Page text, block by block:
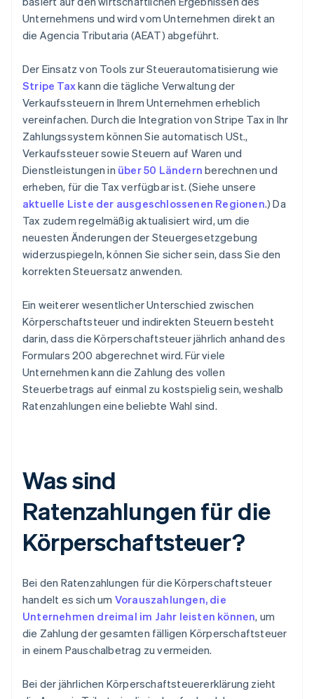
Unternehmens und wird vom Unternehmen direkt an
die Agencia Tributaria (AEAT) abgeführt.
Der Einsatz von Tools zur Steuerautomatisierung wie
Stripe Taxkann die tägliche Verwaltung der
Verkaufssteuern in Ihrem Unternehmen erheblich
vereinfachen. Durch die Integration von Stripe Tax in Ihr
Zahlungssystem können Sie automatisch USt.,
Verkaufssteuer sowie Steuern auf Waren und
Dienstleistungen in über 50 Ländern berechnen und
erheben, für die Tax verfügbar ist. (Siehe unsere
aktuelle Liste der ausgeschlossenen Regionen.) Da
Tax zudem regelmäßig aktualisiert wird, um die
neuesten Änderungen der Steuergesetzgebung
widerzuspiegeln, können Sie sicher sein, dass Sie den
korrekten Steuersatz anwenden.
Ein weiterer wesentlicher Unterschied zwischen
Körperschaftsteuer und indirekten Steuern besteht
darin, dass die Körperschaftsteuer jährlich anhand des
Formulars 200 abgerechnet wird. Für viele
Unternehmen kann die Zahlung des vollen
Steuerbetrags auf einmal zu kostspielig sein, weshalb
Ratenzahlungen eine beliebte Wahl sind.
Was sind
Ratenzahlungen für die
Körperschaftsteuer?
Bei den Ratenzahlungen für die Körperschaftsteuer
handelt es sich um Vorauszahlungen, die
Unternehmen dreimal im Jahr leisten können, um
die Zahlung der gesamten fälligen Körperschaftsteuer
in einem Pauschalbetrag zu vermeiden.
Bei der jährlichen Körperschaftsteuererklärung zieht